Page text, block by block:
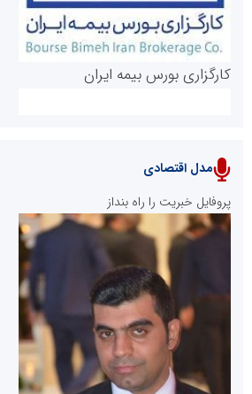
پایگاه خبری نهضت ملی مسکن
کارگزاری بورس بیمه ایران
سازمان بورس و اوراق بهادار
مرجع اخبار موثق در بازارسرمایه
مدل اقتصادی
پروفایل خبریت را راه بنداز